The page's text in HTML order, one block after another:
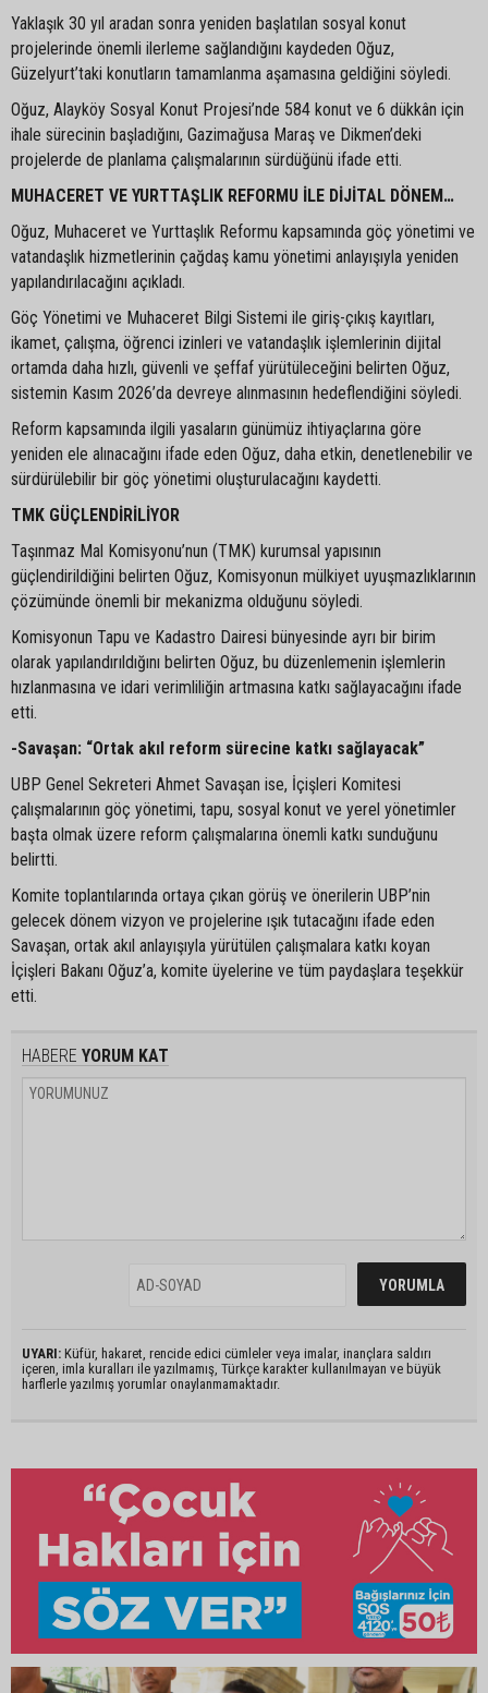
Yaklaşık 30 yıl aradan sonra yeniden başlatılan sosyal konut
projelerinde önemli ilerleme sağlandığını kaydeden Oğuz,
Güzelyurt’taki konutların tamamlanma aşamasına geldiğini söyledi.
Oğuz, Alayköy Sosyal Konut Projesi’nde 584 konut ve 6 dükkân için
ihale sürecinin başladığını, Gazimağusa Maraş ve Dikmen’deki
projelerde de planlama çalışmalarının sürdüğünü ifade etti.
MUHACERET VE YURTTAŞLIK REFORMU İLE DİJİTAL DÖNEM…
Oğuz, Muhaceret ve Yurttaşlık Reformu kapsamında göç yönetimi ve
vatandaşlık hizmetlerinin çağdaş kamu yönetimi anlayışıyla yeniden
yapılandırılacağını açıkladı.
Göç Yönetimi ve Muhaceret Bilgi Sistemi ile giriş-çıkış kayıtları,
ikamet, çalışma, öğrenci izinleri ve vatandaşlık işlemlerinin dijital
ortamda daha hızlı, güvenli ve şeffaf yürütüleceğini belirten Oğuz,
sistemin Kasım 2026’da devreye alınmasının hedeflendiğini söyledi.
Reform kapsamında ilgili yasaların günümüz ihtiyaçlarına göre
yeniden ele alınacağını ifade eden Oğuz, daha etkin, denetlenebilir ve
sürdürülebilir bir göç yönetimi oluşturulacağını kaydetti.
TMK GÜÇLENDİRİLİYOR
Taşınmaz Mal Komisyonu’nun (TMK) kurumsal yapısının
güçlendirildiğini belirten Oğuz, Komisyonun mülkiyet uyuşmazlıklarının
çözümünde önemli bir mekanizma olduğunu söyledi.
Komisyonun Tapu ve Kadastro Dairesi bünyesinde ayrı bir birim
olarak yapılandırıldığını belirten Oğuz, bu düzenlemenin işlemlerin
hızlanmasına ve idari verimliliğin artmasına katkı sağlayacağını ifade
etti.
-Savaşan: “Ortak akıl reform sürecine katkı sağlayacak”
UBP Genel Sekreteri Ahmet Savaşan ise, İçişleri Komitesi
çalışmalarının göç yönetimi, tapu, sosyal konut ve yerel yönetimler
başta olmak üzere reform çalışmalarına önemli katkı sunduğunu
belirtti.
Komite toplantılarında ortaya çıkan görüş ve önerilerin UBP’nin
gelecek dönem vizyon ve projelerine ışık tutacağını ifade eden
Savaşan, ortak akıl anlayışıyla yürütülen çalışmalara katkı koyan
İçişleri Bakanı Oğuz’a, komite üyelerine ve tüm paydaşlara teşekkür
etti.
HABERE YORUM KAT
UYARI: Küfür, hakaret, rencide edici cümleler veya imalar, inançlara saldırı
içeren, imla kuralları ile yazılmamış, Türkçe karakter kullanılmayan ve büyük
harflerle yazılmış yorumlar onaylanmamaktadır.